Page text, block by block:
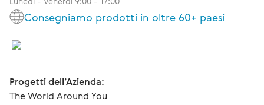
Consegniamo prodotti in oltre 60+ paesi
Progetti dell’Azienda:
The World Around You